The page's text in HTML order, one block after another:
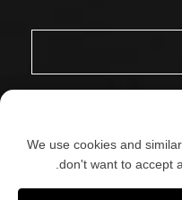
We use cookies and
don't want to accept